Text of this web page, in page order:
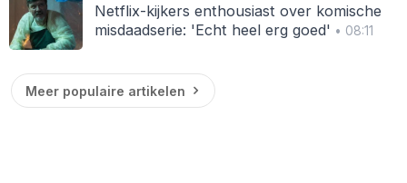
Netflix-kijkers enthousiast over komische
misdaadserie: 'Echt heel erg goed' • 08:11
Meer populaire artikelen